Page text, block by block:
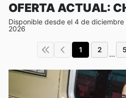
OFERTA ACTUAL:
Disponible desde el 4 de
2026
1 2 ... 5